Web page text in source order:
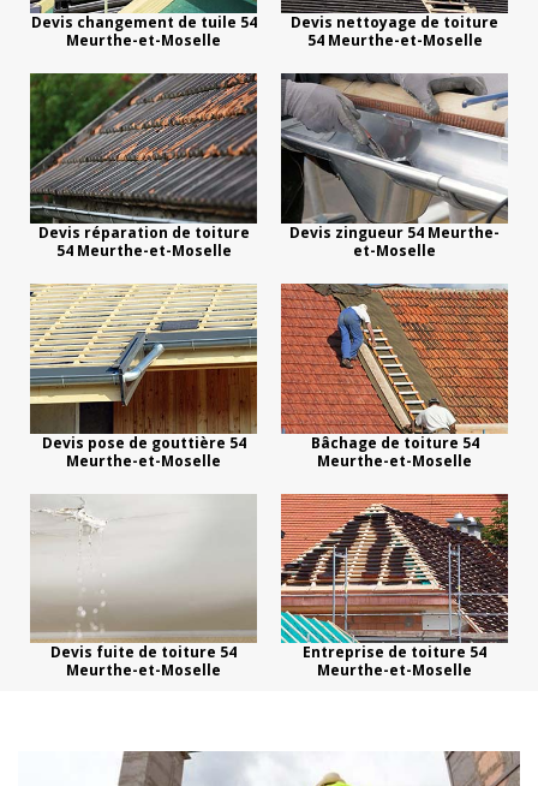
Devis changement de tuile 54
Meurthe-et-Moselle
Devis nettoyage de toiture
54 Meurthe-et-Moselle
Devis réparation de toiture
54 Meurthe-et-Moselle
Devis zingueur 54 Meurthe-
et-Moselle
Devis pose de gouttière 54
Meurthe-et-Moselle
Bâchage de toiture 54
Meurthe-et-Moselle
Devis fuite de toiture 54
Meurthe-et-Moselle
Entreprise de toiture 54
Meurthe-et-Moselle